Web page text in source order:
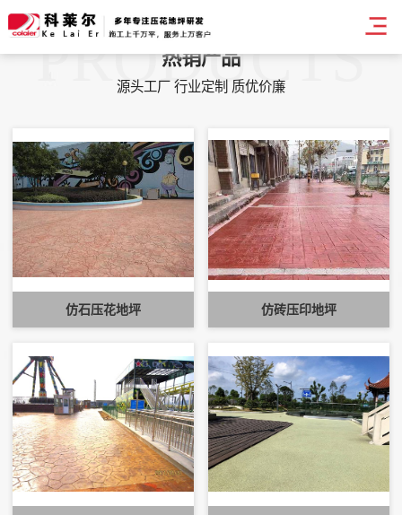
PRODUCTS
热销产品
源头工厂 行业定制 质优价廉
仿石压花地坪 仿砖压印地坪